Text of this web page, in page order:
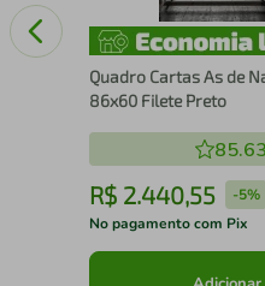
Quadro Cartas As de
86x60 Filete Preto
R$ 2.440,55 -5%
No pagamento com Pix